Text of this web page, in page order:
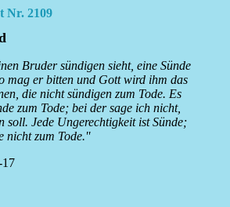
Nr. 2109
Bruder sündigen sieht, eine Sünde
mag er bitten und Gott wird ihm das
die nicht sündigen zum Tode. Es
zum Tode; bei der sage ich nicht,
soll. Jede Ungerechtigkeit ist Sünde;
nicht zum Tode.''
17